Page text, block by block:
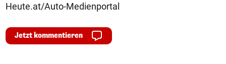
Heute.at/Auto-Medienportal
Jetzt kommentieren